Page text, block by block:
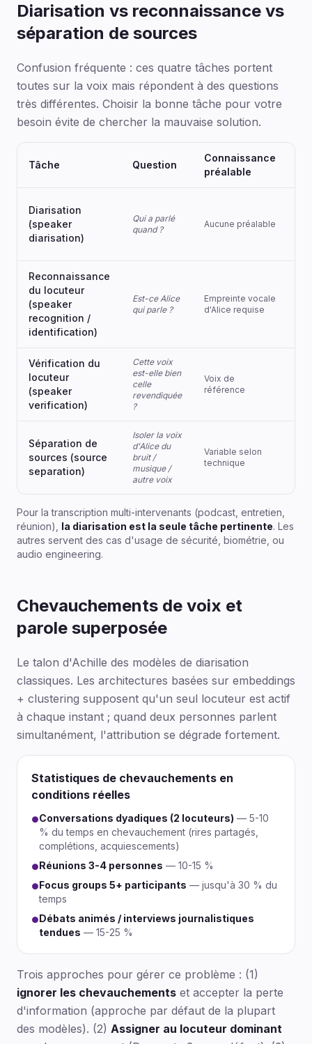
Diarisation vs reconnaissance vs
séparation de sources
Confusion fréquente : ces quatre tâches portent
toutes sur la voix mais répondent à des questions
très différentes. Choisir la bonne tâche pour votre
besoin évite de chercher la mauvaise solution.
Tâche Question
Connaissance
préalable
Diarisation
(speaker
diarisation)
Qui a parlé
quand ?
Aucune préalable
Reconnaissance
du locuteur
(speaker
recognition /
identification)
Est-ce Alice
qui parle ?
Empreinte vocale
d'Alice requise
Vérification du
locuteur
(speaker
verification)
Cette voix
est-elle bien
celle
revendiquée
?
Voix de
référence
Séparation de
sources (source
separation)
Isoler la voix
d'Alice du
bruit /
musique /
autre voix
Variable selon
technique
Pour la transcription multi-intervenants (podcast, entretien,
réunion), la diarisation est la seule tâche pertinente. Les
autres servent des cas d'usage de sécurité, biométrie, ou
audio engineering.
Chevauchements de voix et
parole superposée
Le talon d'Achille des modèles de diarisation
classiques. Les architectures basées sur embeddings
+ clustering supposent qu'un seul locuteur est actif
à chaque instant ; quand deux personnes parlent
simultanément, l'attribution se dégrade fortement.
Statistiques de chevauchements en
conditions réelles
●Conversations dyadiques (2 locuteurs) — 5-10
% du temps en chevauchement (rires partagés,
complétions, acquiescements)
●Réunions 3-4 personnes — 10-15 %
●Focus groups 5+ participants — jusqu'à 30 % du
temps
●Débats animés / interviews journalistiques
tendues — 15-25 %
Trois approches pour gérer ce problème : (1)
ignorer les chevauchements et accepter la perte
d'information (approche par défaut de la plupart
des modèles). (2) Assigner au locuteur dominant